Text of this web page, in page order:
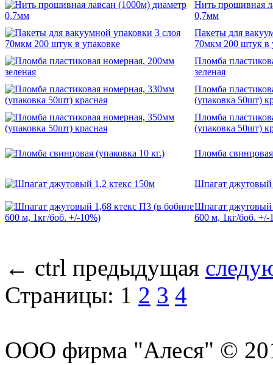
Нить прошивная
0,7мм
Пакеты для
70мкм 200 штук в
Пломба
зеленая
Пломба
(упаковка 50шт)
Пломба
(упаковка 50шт)
Пломба
Шпагат джутовый
Шпагат джутовый
600 м, 1кг/боб. +/-
← ctrl предыдущая
Страницы: 1 2 3 4
ООО фирма "Алеся" ©